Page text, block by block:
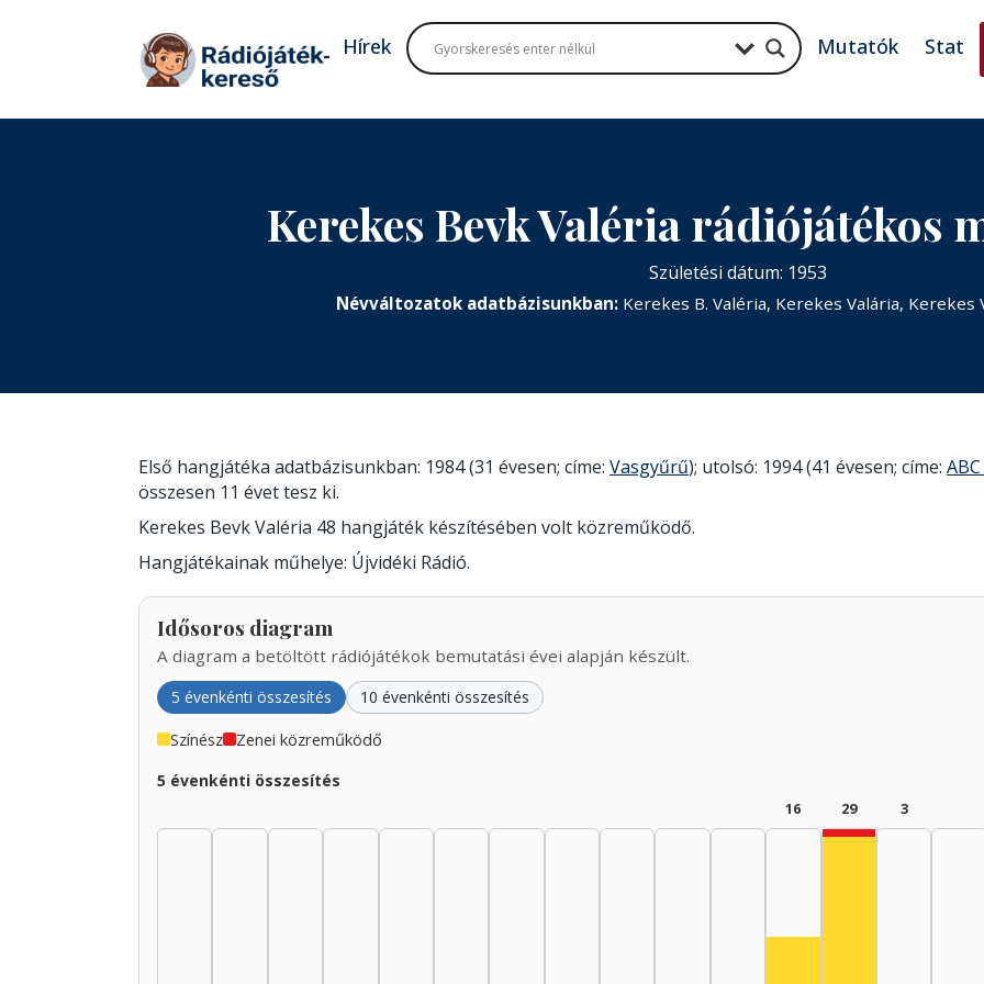
Tovább a tartalomhoz
Hírek Mutatók Stat
Kerekes Bevk Valéria rádiójátékos
Születési dátum: 1953
Névváltozatok adatbázisunkban: Kerekes B. Valéria, Kerekes Valária, Kerekes
Első hangjátéka adatbázisunkban: 1984 (31 évesen; címe: Vasgyűrű); utolsó: 1994 (41 évesen; címe:
összesen 11 évet tesz ki.
Kerekes Bevk Valéria 48 hangjáték készítésében volt közreműködő.
Hangjátékainak műhelye: Újvidéki Rádió.
Idősoros diagram
A diagram a betöltött rádiójátékok bemutatási évei alapján készült.
5 évenkénti összesítés 10 évenkénti összesítés
Színész Zenei közreműködő
5 évenkénti összesítés
16 29
Zenei
3